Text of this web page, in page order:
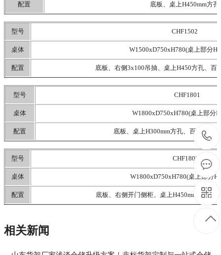
配置 底板、桌上H450mm方孔
型号 CHF1502
桌体 W1500xD750xH780(桌上部分
配置 底板、右侧3x100吊抽、桌上H450方孔、百
型号 CHF1801
桌体 W1800xD750xH780(桌上部分
配置 底板、桌上H300mm方孔、百叶挂板
型号 CHF1802
桌体 W1800xD750xH780(桌上部分
配置 底板、右侧开门侧柜、桌上H450mm方孔、
相关新闻